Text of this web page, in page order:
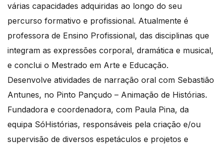
várias capacidades adquiridas ao longo do seu
percurso formativo e profissional. Atualmente é
professora de Ensino Profissional, das disciplinas que
integram as expressões corporal, dramática e musical,
e conclui o Mestrado em Arte e Educação.
Desenvolve atividades de narração oral com Sebastião
Antunes, no Pinto Pançudo – Animação de Histórias.
Fundadora e coordenadora, com Paula Pina, da
equipa SóHistórias, responsáveis pela criação e/ou
supervisão de diversos espetáculos e projetos e